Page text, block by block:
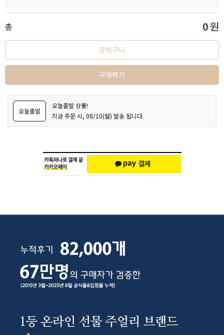
총 0원
장바구니
구매하기
오늘출발
오늘출발 상품!
지금 주문 시, 08/10(월) 발송 됩니다.